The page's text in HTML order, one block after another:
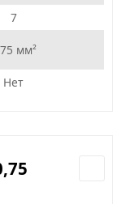
7
мм²
Нет